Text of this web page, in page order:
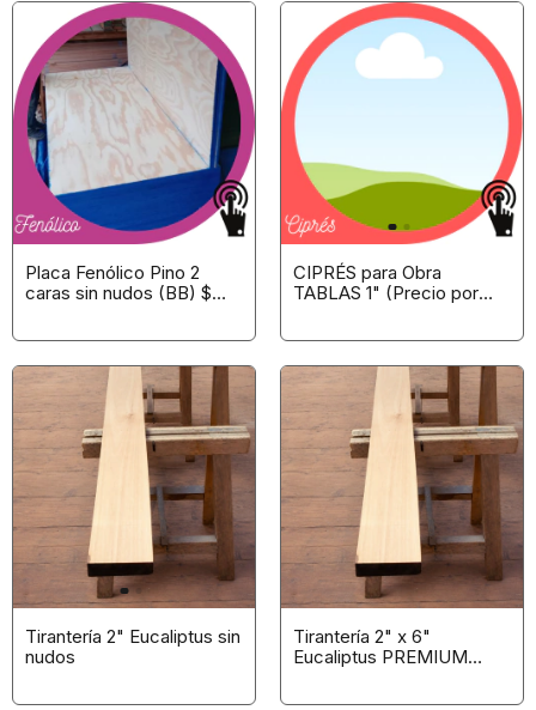
Placa Fenólico Pino 2
caras sin nudos (BB) $
CIPRÉS para Obra
TABLAS 1" (Precio por
Tirantería 2" Eucaliptus sin
nudos
Tirantería 2" x 6"
Eucaliptus PREMIUM